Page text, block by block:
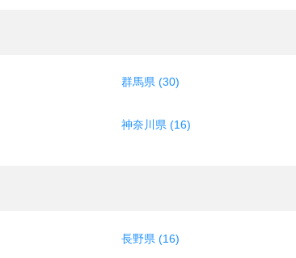
群馬県 (30)
神奈川県 (16)
長野県 (16)